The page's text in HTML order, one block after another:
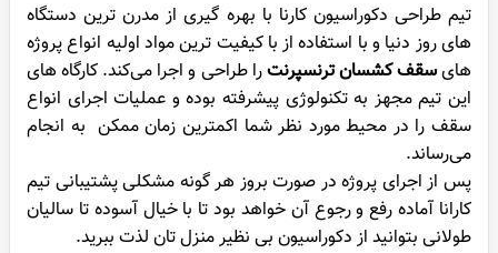
تیم طراحی دکوراسیون کارنا با بهره گیری از مدرن ترین دستگاه
های روز دنیا و با استفاده از با کیفیت ترین مواد اولیه انواع پروژه
هایسقف کشسان ترنسپرنترا طراحی و اجرا می‌کند. کارگاه ‌های
این تیم مجهز به تکنولوژی پیشرفته بوده و عملیات اجرای انواع
سقف را در محیط مورد نظر شما اکمترین زمان ممکن به انجام
می‌رساند.
پس از اجرای پروژه در صورت بروز هر گونه مشکلی پشتیبانی تیم
کارانا آماده رفع و رجوع آن خواهد بود تا با خیال آسوده تا سالیان
طولانی بتوانید از دکوراسیون بی نظیر منزل تان لذت ببرید.